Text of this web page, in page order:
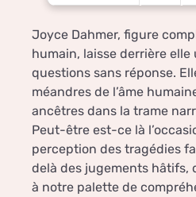
Joyce Dahmer, figure
humain, laisse derrière elle
questions sans réponse.
méandres de l’âme
ancêtres dans la trame
Peut-être est-ce là
perception des tragédies
delà des jugements hâtifs,
à notre palette de